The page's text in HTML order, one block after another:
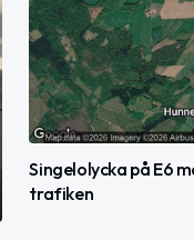
Singelolycka på E6
trafiken